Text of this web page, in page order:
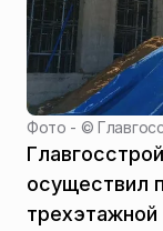
Фото - ©
осуществил